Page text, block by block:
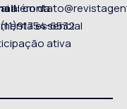
além da
essencial
ativa
6532